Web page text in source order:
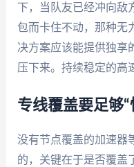
下，当队友已经冲向敌
包而卡住不动，那种无
决方案应该能提供独享
压下来。持续稳定的高
专线覆盖要足够“
没有节点覆盖的加速器
的，关键在于是否覆盖